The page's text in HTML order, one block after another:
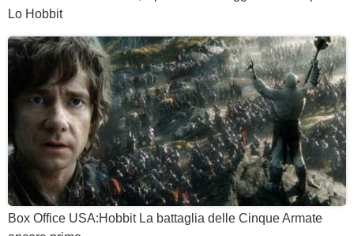
Lo Hobbit
Box Office USA:Hobbit La battaglia delle Cinque Armate